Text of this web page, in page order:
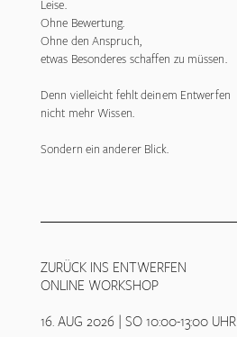
Leise.
Ohne Bewertung.
Ohne den Anspruch,
etwas Besonderes schaffen zu müssen.
Denn vielleicht fehlt deinem Entwerfen
nicht mehr Wissen.
Sondern ein anderer Blick.
ZURÜCK INS ENTWERFEN
ONLINE WORKSHOP
16. AUG 2026 | SO 10:00-13:00 UHR